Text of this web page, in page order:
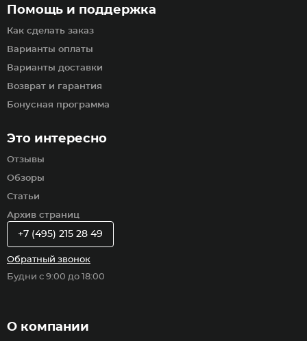
Помощь и поддержка
Как сделать заказ
Варианты оплаты
Варианты доставки
Возврат и гарантия
Бонусная программа
Это интересно
Отзывы
Обзоры
Статьи
Архив страниц
О компании
+7 (495) 215 28 49
Обратный звонок
Будни с 9:00 до 18:00